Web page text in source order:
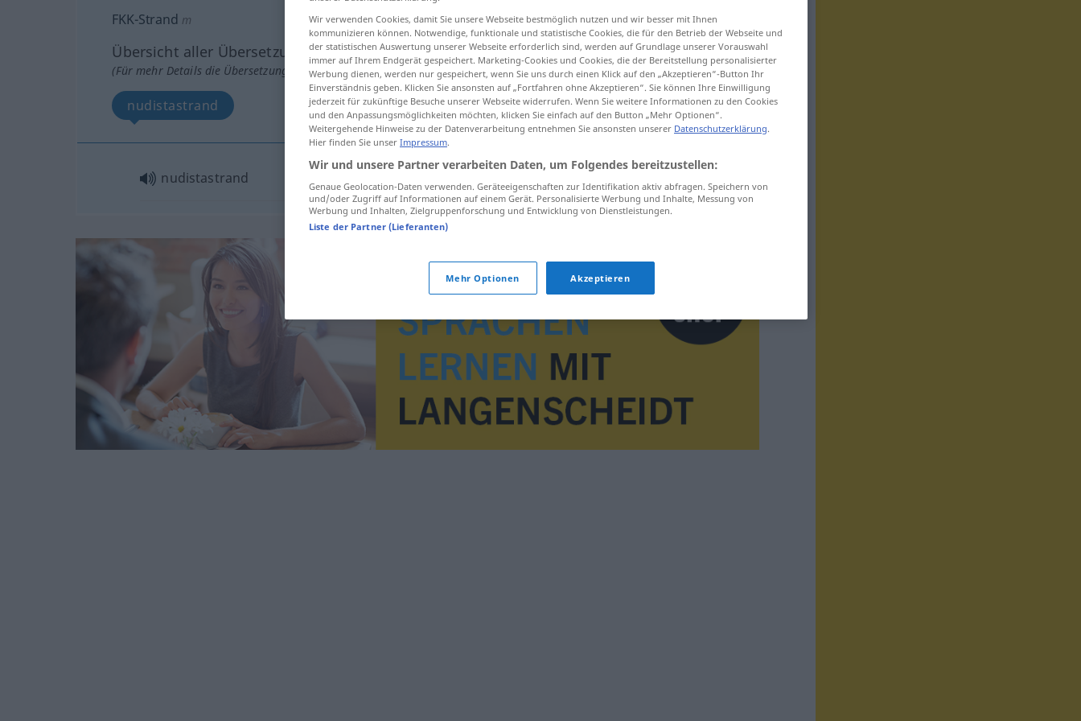
FKK-Strand m
Übersicht aller Übersetzungen
(Für mehr Details die Übersetzung anklicken/antippen)
nudistastrand
nudistastrand
Wir verwenden Cookies, damit Sie unsere Webseite bestmöglich nutzen und wir besser mit Ihnen
kommunizieren können. Notwendige, funktionale und statistische Cookies, die für den Betrieb der Webseite und
der statistischen Auswertung unserer Webseite erforderlich sind, werden auf Grundlage unserer Vorauswahl
immer auf Ihrem Endgerät gespeichert. Marketing-Cookies und Cookies, die der Bereitstellung personalisierter
Werbung dienen, werden nur gespeichert, wenn Sie uns durch einen Klick auf den „Akzeptieren“-Button Ihr
Einverständnis geben. Klicken Sie ansonsten auf „Fortfahren ohne Akzeptieren“. Sie können Ihre Einwilligung
jederzeit für zukünftige Besuche unserer Webseite widerrufen. Wenn Sie weitere Informationen zu den Cookies
und den Anpassungsmöglichkeiten möchten, klicken Sie einfach auf den Button „Mehr Optionen“.
Weitergehende Hinweise zu der Datenverarbeitung entnehmen Sie ansonsten unserer Datenschutzerklärung.
Hier finden Sie unser Impressum.
Wir und unsere Partner verarbeiten Daten, um Folgendes bereitzustellen:
Genaue Geolocation-Daten verwenden. Geräteeigenschaften zur Identifikation aktiv abfragen. Speichern von
und/oder Zugriff auf Informationen auf einem Gerät. Personalisierte Werbung und Inhalte, Messung von
Werbung und Inhalten, Zielgruppenforschung und Entwicklung von Dienstleistungen.
Liste der Partner (Lieferanten)
Mehr Optionen Akzeptieren